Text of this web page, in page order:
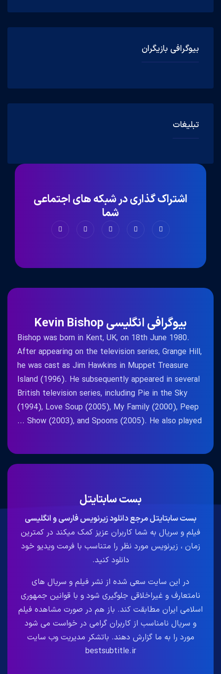
بیوگرافی بازیگران
تبلیغات
اشتراک گذاری در شبکه های اجتماعی
شما
بیوگرافی انگلیسی Kevin Bishop
Bishop was born in Kent, UK, on 18th June 1980.
After appearing on the television series, Grange Hill,
he was cast as Jim Hawkins in Muppet Treasure
Island (1996). He subsequently appeared in several
British television series, including Pie in the Sky
(1994), Love Soup (2005), My Family (2000), Peep
Show (2003), and Spoons (2005). He also played ...
بست سابتایتل
بست سابتایتل مرجع دانلود زیرنویس فارسی و انگلیسی
فیلم و سریال به شما کاربران عزیز کمک میکند در کمترین
زمان ، زیرنویس مورد نظر را متناسب با فرمت ویدیو خود
دانلود کنید.
در این سایت سعی شده از نشر فیلم و سریال های
نامتعارف و غیراخلاقی جلوگیری شود و با قوانین جمهوری
اسلامی ایران مطابقت کند. باز هم در صورت مشاهده فیلم
و سریال نامناسب از کاربران گرامی در خواست می شود
مورد را به ما گزارش دهند. باتشکر مدیریت وب سایت
bestsubtitle.ir